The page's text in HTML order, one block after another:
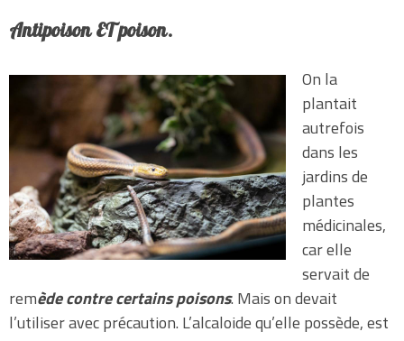
Antipoison ET poison.
On la
plantait
autrefois
dans les
jardins de
plantes
médicinales,
car elle
servait de
remède contre certains poisons. Mais on devait
l’utiliser avec précaution. L’alcaloide qu’elle possède, est